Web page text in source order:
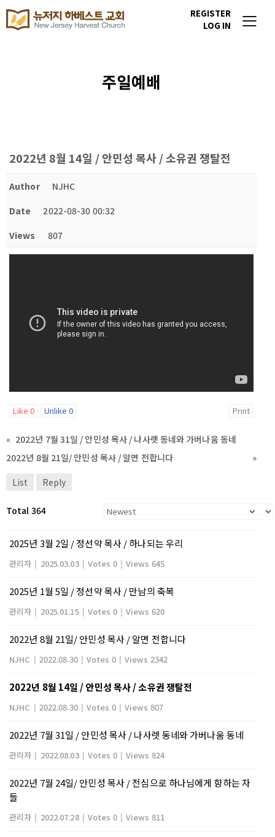
REGISTER
LOG IN
주일예배
2022년 8월 14일 / 안민성 목사 / 소유권 쟁탈전
Author
NJHC
Date
2022-08-30 00:32
Views
807
Like 0 Unlike0 Print
« 2022년 7월 31일 / 안민성 목사 / 나사렛 동네와 가버나움 동네
2022년 8월 21일/ 안민성 목사 / 알면 전합니다
»
List
Reply
Total 364
2025년 3월 2일 / 정선약 목사 / 하나되는 우리
관리자 | 2025.03.03 | Votes 0 | Views 645
2025년 1월 5일 / 정선약 목사 / 만남의 축복
관리자 | 2025.01.15 | Votes 0 | Views 620
2022년 8월 21일/ 안민성 목사 / 알면 전합니다
NJHC | 2022.08.30 | Votes 0 | Views 2342
2022년 8월 14일 / 안민성 목사 / 소유권 쟁탈전
NJHC | 2022.08.30 | Votes 0 | Views 807
2022년 7월 31일 / 안민성 목사 / 나사렛 동네와 가버나움 동네
관리자 | 2022.08.03 | Votes 0 | Views 824
2022년 7월 24일/ 안민성 목사 / 전심으로 하나님에게 향하는 자
들
관리자 | 2022.07.28 | Votes 0 | Views 811